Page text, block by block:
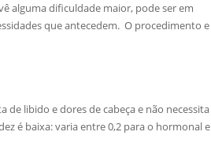
alguma dificuldade maior, pode ser em
que antecedem. O procedimento e
de libido e dores de cabeça e não necessita
é baixa: varia entre 0,2 para o hormonal e